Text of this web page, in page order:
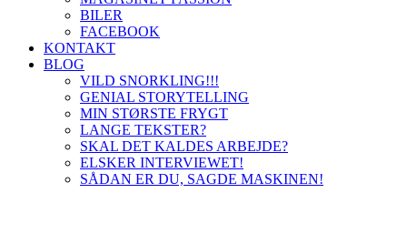
BILER
FACEBOOK
KONTAKT
BLOG
VILD SNORKLING!!!
GENIAL STORYTELLING
MIN STØRSTE FRYGT
LANGE TEKSTER?
SKAL DET KALDES ARBEJDE?
ELSKER INTERVIEWET!
SÅDAN ER DU, SAGDE MASKINEN!